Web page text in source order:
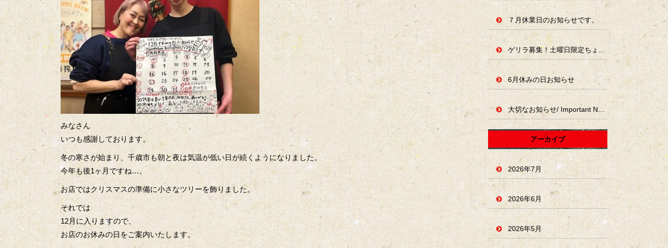
みなさん
いつも感謝しております。
冬の寒さが始まり、千歳市も朝と夜は気温が低い日が続くようになりました。
今年も後1ヶ月ですね…。
お店ではクリスマスの準備に小さなツリーを飾りました。
それでは
12月に入りますので、
お店のお休みの日をご案内いたします。
７月休業日のお知らせです。
6月休みの日お知らせ
大切なお知らせ/ Important Notice
アーカイブ
2026年7月
2026年6月
2026年5月